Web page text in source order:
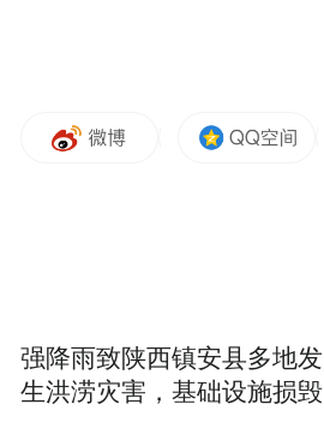
强降雨致陕西镇安县多地发
生洪涝灾害，基础设施损毁